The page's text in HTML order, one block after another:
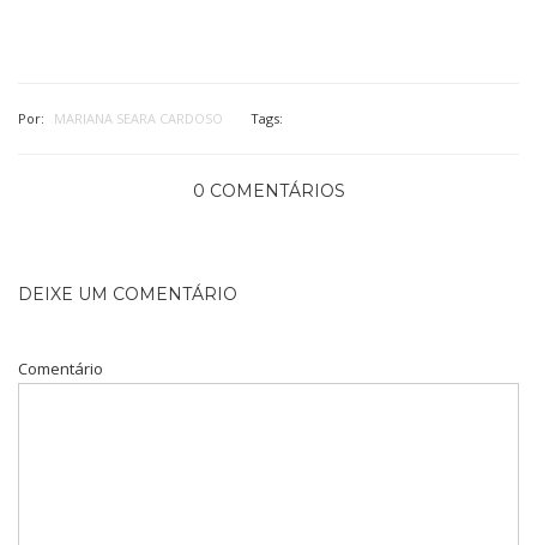
Por: MARIANA SEARA CARDOSO Tags:
0 COMENTÁRIOS
DEIXE UM COMENTÁRIO
Comentário